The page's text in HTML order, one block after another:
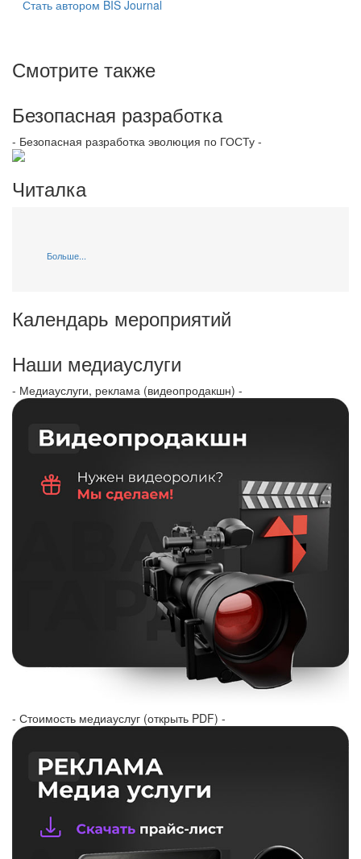
Стать автором BIS Journal
Смотрите также
Безопасная разработка
- Безопасная разработка эволюция по ГОСТу -
Читалка
Больше...
Календарь мероприятий
Наши медиауслуги
- Медиауслуги, реклама (видеопродакшн) -
- Стоимость медиауслуг (открыть PDF) -